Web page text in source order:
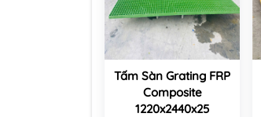
Tấm Sàn Grating FRP
Composite
1220x2440x25